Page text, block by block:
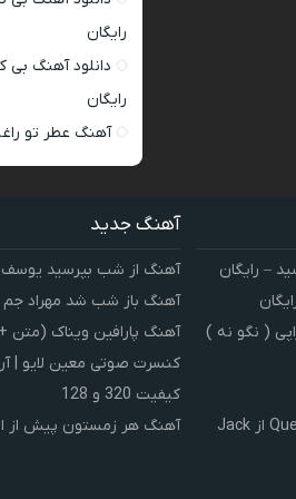
رایگان
دانلود آهنگ بی
رایگان
آهنگ عطر تو
– رایگان
( نگو نه )
آهنگ بی کلام سریال فرام Que Sera, Sera از Jack
آهنگ جدید
آهنگ از شب بپرسید یوسف
آهنگ باز شب شد مهراد
آهنگ پارافین ویناک (متن
کنسرت صوتی معین لایو |
کیفیت 320 و 128
آهنگ هر زمستون پیش از